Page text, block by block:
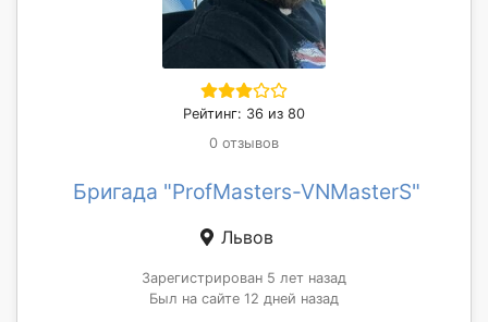
Рейтинг: 36 из 80
0 отзывов
Бригада "ProfMasters-VNMasterS"
Львов
Зарегистрирован 5 лет назад
Был на сайте 12 дней назад